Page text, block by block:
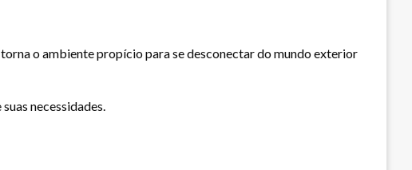
o ambiente propício para se desconectar do mundo exterior
necessidades.